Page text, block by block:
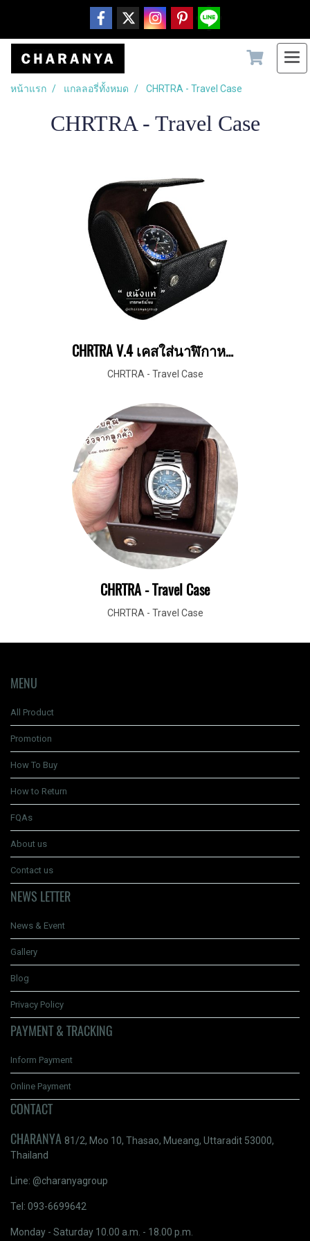
หน้าแรก แกลลอรี่ทั้งหมด CHRTRA - Travel Case
CHRTRA - Travel Case
CHRTRA V.4 เคสใส่นาฬิกาหนังแท้ คัดเกรดหนังที่ดีที่สุดมาผลิต
CHRTRA - Travel Case
CHRTRA - Travel Case
CHRTRA - Travel Case
MENU
All Product
Promotion
How To Buy
How to Return
FQAs
About us
Contact us
NEWS LETTER
News & Event
Gallery
Blog
Privacy Policy
PAYMENT & TRACKING
Inform Payment
Online Payment
CONTACT
CHARANYA 81/2, Moo 10, Thasao, Mueang, Uttaradit 53000,
Thailand
Line: @charanyagroup
Tel: 093-6699642
Monday - Saturday 10.00 a.m. - 18.00 p.m.